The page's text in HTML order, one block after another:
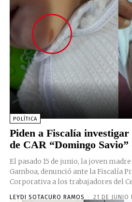
POLÍTICA
Piden a Fiscalía investigar
de CAR “Domingo Savio”
El pasado 15 de junio, la joven
Gamboa, denunció ante la Fiscalía
Corporativa a los trabajadores del
LEYDI SOTACURO RAMOS - 21 DE JUNIO